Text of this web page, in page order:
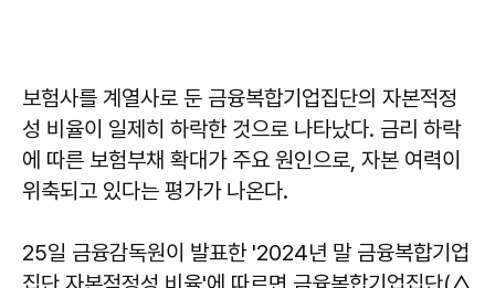
보험사를 계열사로 둔 금융복합기업집단의 자본적정
성 비율이 일제히 하락한 것으로 나타났다. 금리 하락
에 따른 보험부채 확대가 주요 원인으로, 자본 여력이
위축되고 있다는 평가가 나온다.
25일 금융감독원이 발표한 '2024년 말 금융복합기업